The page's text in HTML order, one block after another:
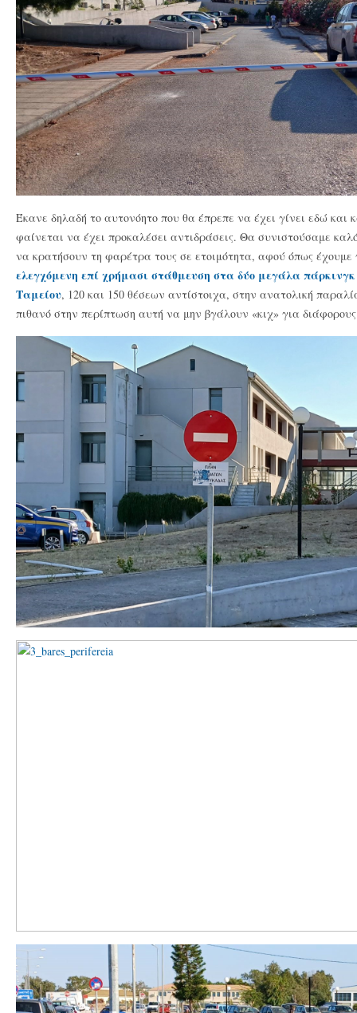
Έκανε δηλαδή το αυτονόητο που θα έπρεπε να έχει γίνει εδώ και
φαίνεται να έχει προκαλέσει αντιδράσεις. Θα συνιστούσαμε
να κρατήσουν τη φαρέτρα τους σε ετοιμότητα, αφού όπως
ελεγχόμενη επί χρήμασι στάθμευση στα δύο μεγάλα
Ταμείου, 120 και 150 θέσεων αντίστοιχα, στην ανατολική
πιθανό στην περίπτωση αυτή να μην βγάλουν «κιχ» για